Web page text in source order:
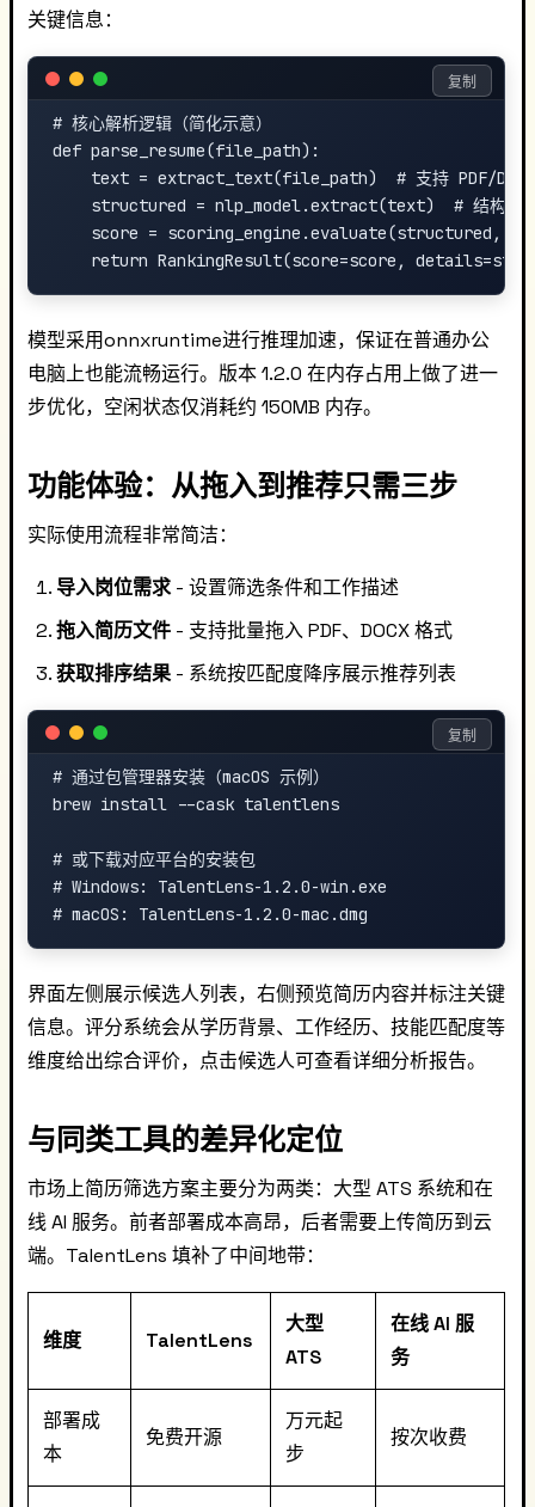
关键信息：
# 核心解析逻辑（简化示意）
def parse_resume(file_path):
    text = extract_text(file_path)  # 支持 PDF/DOCX
structured = nlp_model.extract(text)  # 结构化
score = scoring_engine.evaluate(structured,
复制
模型采用onnxruntime进行推理加速，保证在普通办公
电脑上也能流畅运行。版本 1.2.0 在内存占用上做了进一
步优化，空闲状态仅消耗约 150MB 内存。
功能体验：从拖入到推荐只需三步
实际使用流程非常简洁：
导入岗位需求- 设置筛选条件和工作描述
拖入简历文件 - 支持批量拖入 PDF、DOCX 格式
获取排序结果- 系统按匹配度降序展示推荐列表
# 通过包管理器安装（macOS 示例）
brew install --cask talentlens
# 或下载对应平台的安装包
# Windows: TalentLens-1.2.0-win.exe
复制
界面左侧展示候选人列表，右侧预览简历内容并标注关键
信息。评分系统会从学历背景、工作经历、技能匹配度等
维度给出综合评价，点击候选人可查看详细分析报告。
与同类工具的差异化定位
市场上简历筛选方案主要分为两类：大型 ATS 系统和在
线 AI 服务。前者部署成本高昂，后者需要上传简历到云
端。TalentLens 填补了中间地带：
维度 TalentLens
大型
ATS
在线 AI 服
务
部署成
本
免费开源
万元起
步
按次收费